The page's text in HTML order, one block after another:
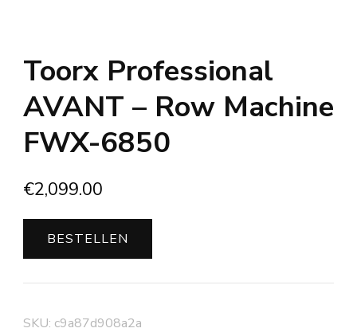
Toorx Professional
AVANT – Row Machine
FWX-6850
€2,099.00
BESTELLEN
SKU: c9a87d908a2a